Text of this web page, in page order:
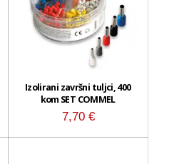
Izolirani završni tuljci, 400
kom SET COMMEL
7,70 €